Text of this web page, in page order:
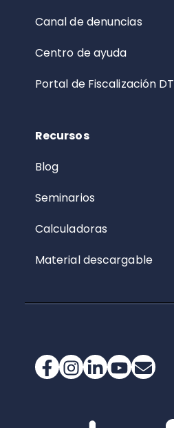
Canal de denuncias
Centro de ayuda
Portal de Fiscalización DT
Recursos
Blog
Seminarios
Calculadoras
Material descargable